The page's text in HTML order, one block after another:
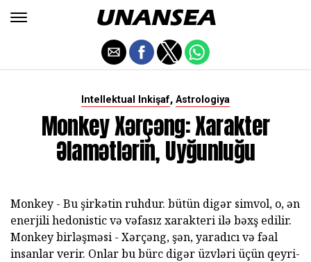
Intellektual Inkişaf, Astrologiya
Monkey Xərçəng: Xarakter
Əlamətlərin, Uyğunluğu
Monkey - Bu şirkətin ruhdur. bütün digər simvol, o, ən
enerjili hedonistic və vəfasız xarakteri ilə bəxş edilir.
Monkey birləşməsi - Xərçəng, şən, yaradıcı və fəal
insanlar verir. Onlar bu bürc digər üzvləri üçün qeyri-